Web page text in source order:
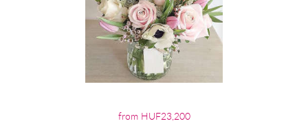
from HUF23,200